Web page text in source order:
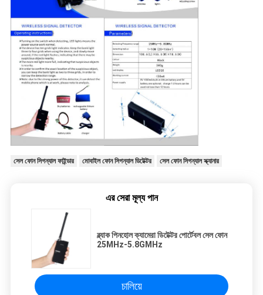
সেল ফোন সিগন্যাল ফাইন্ডার মোবাইল ফোন সিগন্যাল ডিটেক্টর সেল ফোন সিগন্যাল স্ক্যানার
এর সেরা মূল্য পান
ব্ল্যাক পিনহোল ক্যামেরা ডিটেক্টর পোর্টেবল সেল ফোন
25MHz-5.8GMHz
চালিয়ে